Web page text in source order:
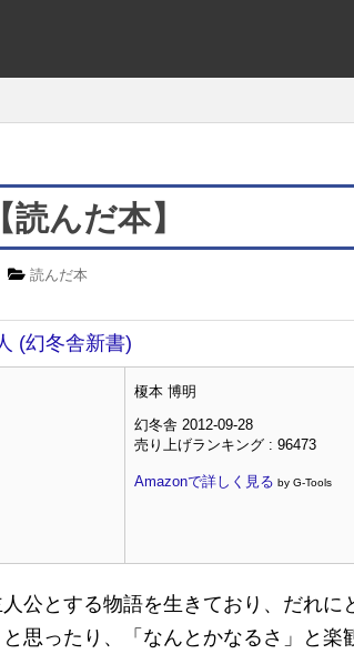
んだ本】
読んだ本
(幻冬舎新書)
榎本 博明
幻冬舎 2012-09-28
売り上げランキング : 96473
Amazonで詳しく見る by G-Tools
公とする物語を生きており、だれ
思ったり、「なんとかなるさ」と楽